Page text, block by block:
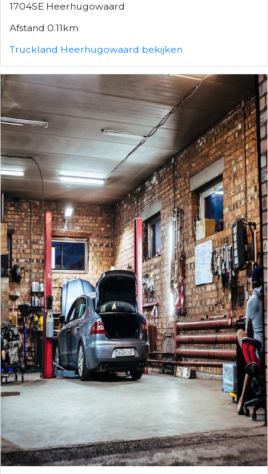
1704SE Heerhugowaard
Afstand 0.11km
Truckland Heerhugowaard bekijken